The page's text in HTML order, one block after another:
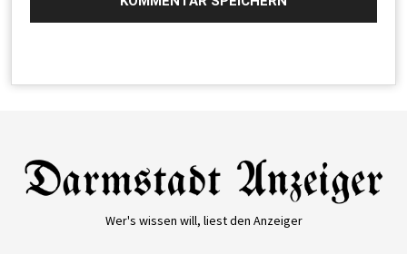
Wer's wissen will, liest den Anzeiger